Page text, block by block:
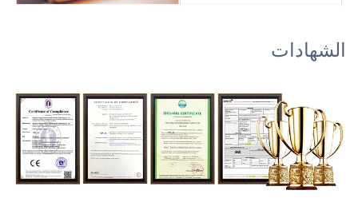
الشهادات